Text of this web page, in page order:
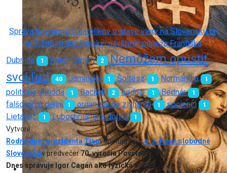
Správa bezradných katolíkov o stave viery na Slovensku pri
príležitosti apoštolskej návštevy pápeža Františka
Dubnica
1 Anton Šmich 2
Nemôžem opustiť
svoj ľud
40 Jamnický 1 Šoltész 1 Normandia 1
politická dohoda 1 Bacílek 2 Lednár 1 Bednár 1
falšovanie dejín 1 organizačné zlyhanie 1 spojenci 1
Lietavec 1 Ľubochnianska dolina 1
Vytvoril
Rodný dom prezidenta Tisuv spolupráci so. z. Nové slobodné
Slovenskov predvečer70. výročia Povstania '44.
Dnes spravuje Igor Cagáň ako fyzická osoba.